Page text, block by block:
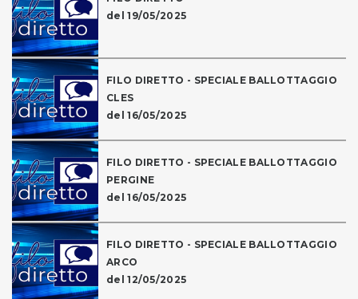
del 19/05/2025
FILO DIRETTO - SPECIALE BALLOTTAGGIO
CLES
del 16/05/2025
FILO DIRETTO - SPECIALE BALLOTTAGGIO
PERGINE
del 16/05/2025
FILO DIRETTO - SPECIALE BALLOTTAGGIO
ARCO
del 12/05/2025